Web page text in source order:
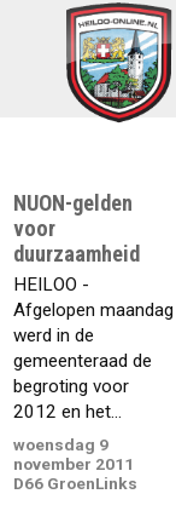
NUON-gelden
voor
duurzaamheid
HEILOO -
Afgelopen maandag
werd in de
gemeenteraad de
begroting voor
2012 en het...
woensdag 9
november 2011
D66 GroenLinks